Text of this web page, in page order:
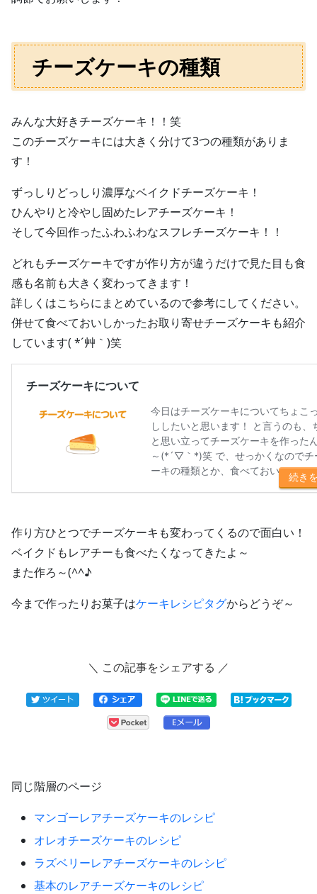
チーズケーキの種類
みんな大好きチーズケーキ！！笑
このチーズケーキには大きく分けて3つの種類がありま
す！
ずっしりどっしり濃厚なベイクドチーズケーキ！
ひんやりと冷やし固めたレアチーズケーキ！
そして今回作ったふわふわなスフレチーズケーキ！！
どれもチーズケーキですが作り方が違うだけで見た目も食
感も名前も大きく変わってきます！
詳しくはこちらにまとめているので参考にしてください。
併せて食べておいしかったお取り寄せチーズケーキも紹介
しています( *´艸｀)笑
作り方ひとつでチーズケーキも変わってくるので面白い！
ベイクドもレアチーも食べたくなってきたよ～
また作ろ～(^^♪
今まで作ったりお菓子はケーキレシピタグからどうぞ～
＼ この記事をシェアする ／
同じ階層のページ
マンゴーレアチーズケーキのレシピ
オレオチーズケーキのレシピ
ラズベリーレアチーズケーキのレシピ
基本のレアチーズケーキのレシピ